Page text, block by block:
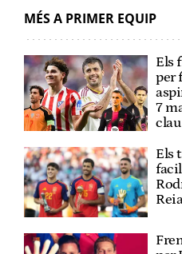
MÉS A PRIMER EQUIP
Els
per
7
Els